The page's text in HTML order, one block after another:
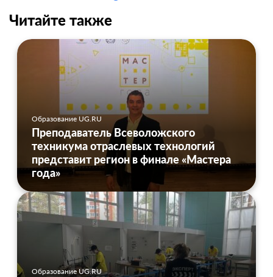
Читайте также
Образование UG.RU
Преподаватель Всеволожского
техникума отраслевых технологий
представит регион в финале «Мастера
года»
Образование UG.RU